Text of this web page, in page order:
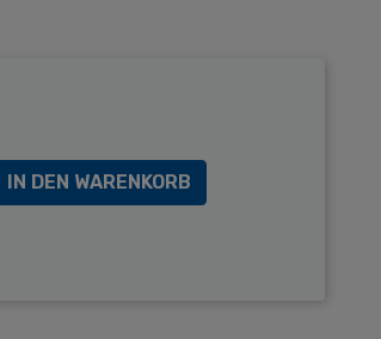
IN DEN WARENKORB